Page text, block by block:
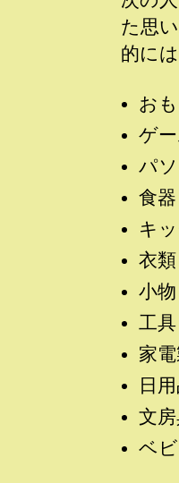
た思
的に
お
ゲ
パ
食器
キ
衣類
小物
工具
家
日
文
ベ